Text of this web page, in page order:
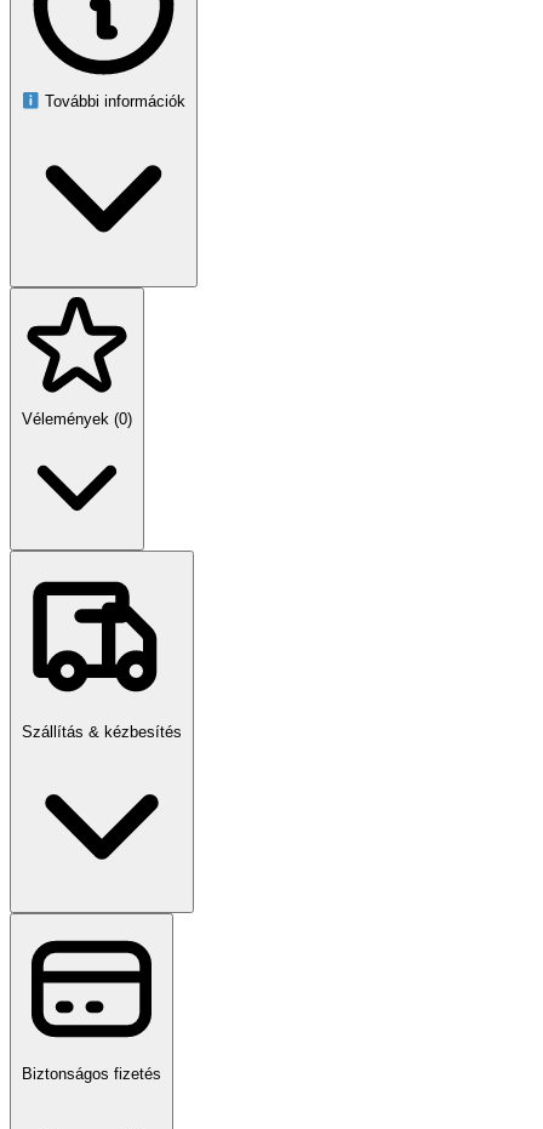
Ajánlott életkor: 3+
Elemszám: 288 db
Tok anyaga: műanyag
Összecsukott méret: 47 × 46 cm
Készlet tömege: 1,65 kg
1 db műanyag hordtáska
48 db vastag filctoll
48 db vékony filctoll
60 db olajpasztell
18 db vízfesték korong
3 db ecset és 1 db víztartály
3 db grafitceruza
2 db radír
2 db hegyező
30 db papírkapocs
Figyelmeztetés
3 éves kor alatt nem ajánlott. Apró alkatrészeket tartalmaz,
időjárástól óvja. Kizárólag rendeltetésszerűen használja, sérült
További információk
Vélemények (0)
Szállítás & kézbesítés
Biztonságos fizetés